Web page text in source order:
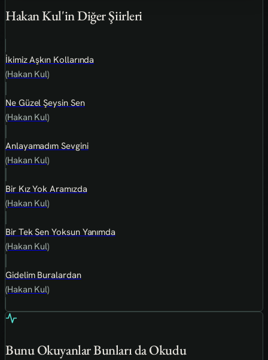
Hakan Kul'in Diğer Şiirleri
İkimiz Aşkın Kollarında
(Hakan Kul)
Ne Güzel Şeysin Sen
(Hakan Kul)
Anlayamadım Sevgini
(Hakan Kul)
Bir Kız Yok Aramızda
(Hakan Kul)
Bir Tek Sen Yoksun Yanımda
(Hakan Kul)
Gidelim Buralardan
(Hakan Kul)
Bunu Okuyanlar Bunları da Okudu